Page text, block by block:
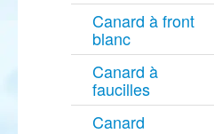
Canard à front
blanc
Canard à
faucilles
Canard